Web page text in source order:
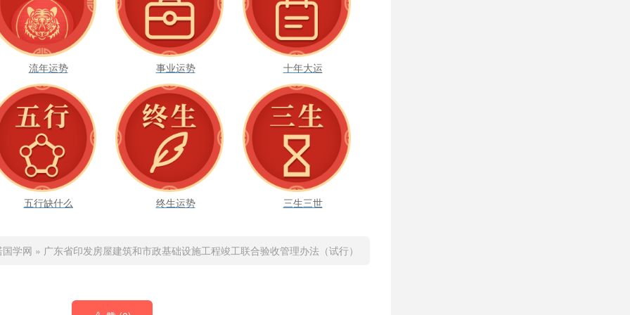
流年运势 事业运势 十年大运
五行缺什么 终生运势 三生三世
学网 » 广东省印发房屋建筑和市政基础设施工程竣工联合验收管理办法（试行）